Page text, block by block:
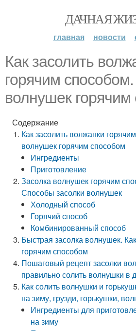
ДАЧНАЯ
главная новости
Как засолить
горячим
волнушек горячим
Содержание
Как засолить волжанки
волнушек горячим способом
Ингредиенты
Приготовление
Засолка волнушек горячим
Способы засолки волнушек
Холодный способ
Горячий способ
Комбинированный способ
Быстрая засолка волнушек.
горячим способом
Пошаговый рецепт засолки
правильно солить волнушки в
Как солить волнушки и
на зиму, грузди, горькушки,
Ингредиенты для
на зиму